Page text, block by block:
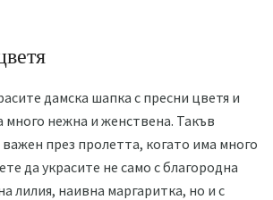
дамска шапка с пресни цветя и
много нежна и женствена. Такъв
през пролетта, когато има много
да украсите не само с благородна
лилия, наивна маргаритка, но и с